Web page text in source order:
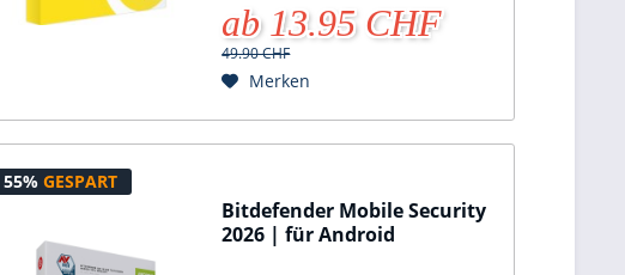
ab 13.95 CHF
49.90 CHF
Merken
55% GESPART
Bitdefender Mobile Security
2026 | für Android